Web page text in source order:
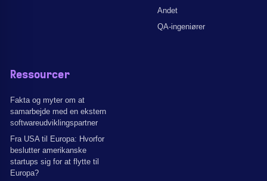
Andet
QA-ingeniører
Ressourcer
Fakta og myter om at
samarbejde med en ekstern
softwareudviklingspartner
Fra USA til Europa: Hvorfor
beslutter amerikanske
startups sig for at flytte til
Europa?